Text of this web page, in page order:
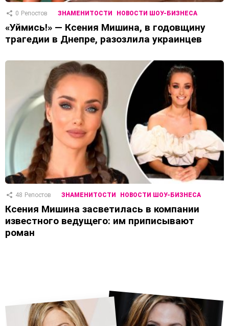
0 Репостов ЗНАМЕНИТОСТИ НОВОСТИ ШОУ-БИЗНЕСА
«Уймись!» — Ксения Мишина, в годовщину
трагедии в Днепре, разозлила украинцев
48 Репостов ЗНАМЕНИТОСТИ НОВОСТИ ШОУ-БИЗНЕСА
Ксения Мишина засветилась в компании
известного ведущего: им приписывают
роман